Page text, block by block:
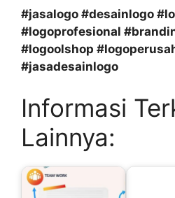
#jasalogo #desainlogo
#logoprofesional
#logoolshop
#jasadesainlogo
Informasi
Lainnya: